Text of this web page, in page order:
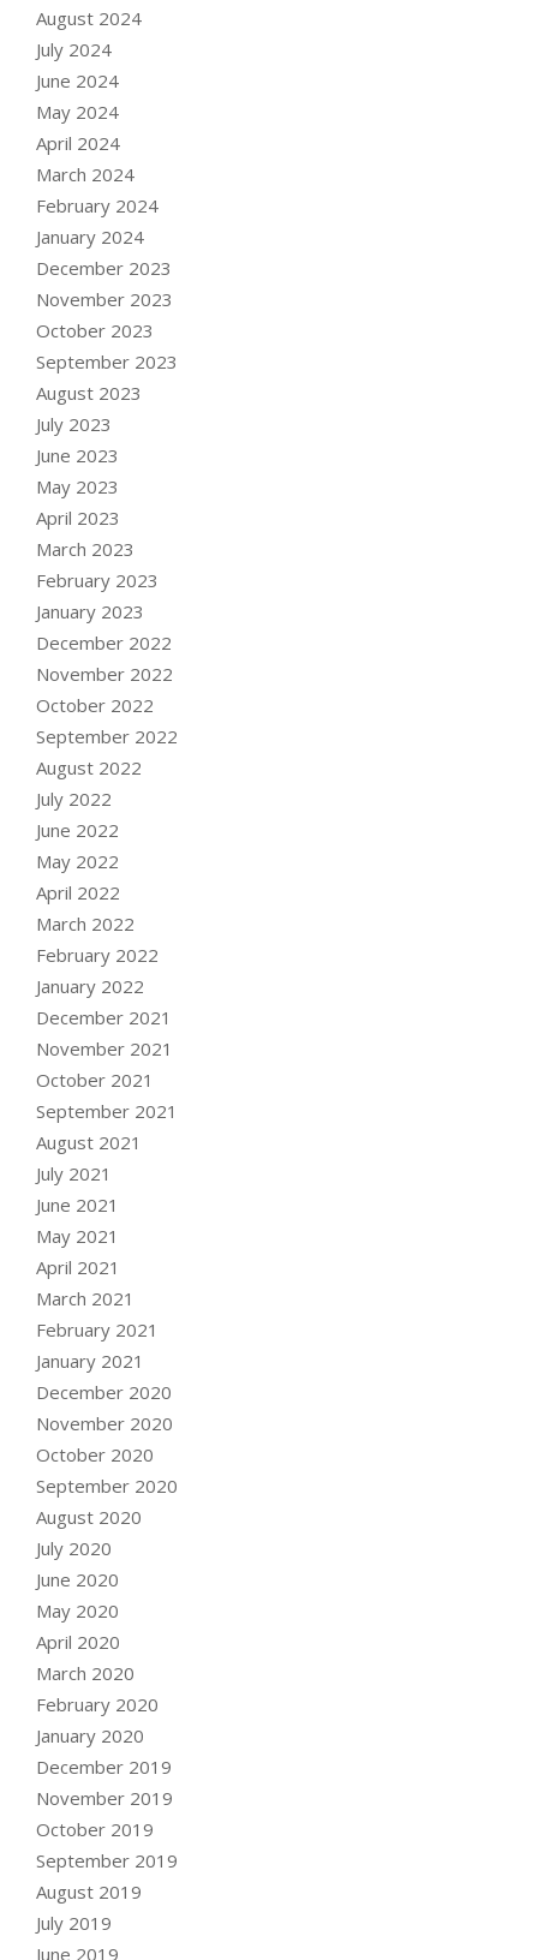
August 2024
July 2024
June 2024
May 2024
April 2024
March 2024
February 2024
January 2024
December 2023
November 2023
October 2023
September 2023
August 2023
July 2023
June 2023
May 2023
April 2023
March 2023
February 2023
January 2023
December 2022
November 2022
October 2022
September 2022
August 2022
July 2022
June 2022
May 2022
April 2022
March 2022
February 2022
January 2022
December 2021
November 2021
October 2021
September 2021
August 2021
July 2021
June 2021
May 2021
April 2021
March 2021
February 2021
January 2021
December 2020
November 2020
October 2020
September 2020
August 2020
July 2020
June 2020
May 2020
April 2020
March 2020
February 2020
January 2020
December 2019
November 2019
October 2019
September 2019
August 2019
July 2019
June 2019